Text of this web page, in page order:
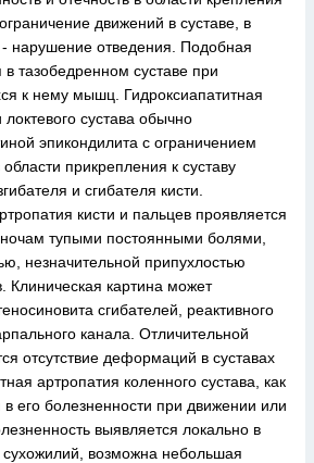
движений в суставе, в
нарушение отведения. Подобная
тазобедренном суставе при
к нему мышц. Гидроксиапатитная
сустава обычно
эпикондилита с ограничением
прикрепления к суставу
и сгибателя кисти.
кисти и пальцев проявляется
тупыми постоянными болями,
незначительной припухлостью
Клиническая картина может
сгибателей, реактивного
канала. Отличительной
отсутствие деформаций в суставах
артропатия коленного сустава, как
его болезненности при движении или
выявляется локально в
сухожилий, возможна небольшая